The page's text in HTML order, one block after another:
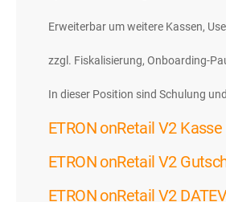
Erweiterbar um weitere Kassen,
zzgl. Fiskalisierung, Onboarding-
In dieser Position sind Schulung
ETRON onRetail V2 Kasse
ETRON onRetail V2
ETRON onRetail V2